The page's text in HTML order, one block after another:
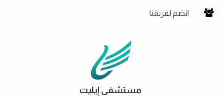
انضم لفريقنا
مستشفي إيليت